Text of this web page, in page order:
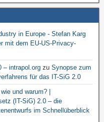
in Europe - Stefan Karg
mit dem EU-US-Privacy-
– intrapol.org zu Synopse zum
für das IT-SiG 2.0
und warum? |
(IT-SiG) 2.0 – die
im Schnellüberblick